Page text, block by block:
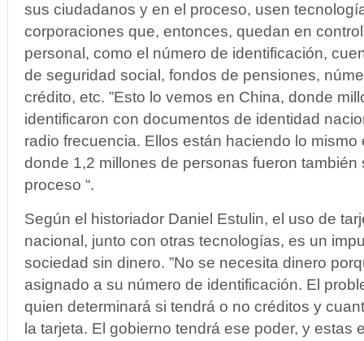
sus ciudadanos y en el proceso, usen
corporaciones que, entonces, quedan en
personal, como el número de identificación,
de seguridad social, fondos de pensiones,
crédito, etc. ”Esto lo vemos en China, donde
identificaron con documentos de identidad
radio frecuencia. Ellos están haciendo lo mismo
donde 1,2 millones de personas fueron también
proceso “.
Según el historiador Daniel Estulin, el uso de
nacional, junto con otras tecnologías, es un
sociedad sin dinero. ”No se necesita dinero
asignado a su número de identificación. El
quien determinará si tendrá o no créditos y
la tarjeta. El gobierno tendrá ese poder, y estas